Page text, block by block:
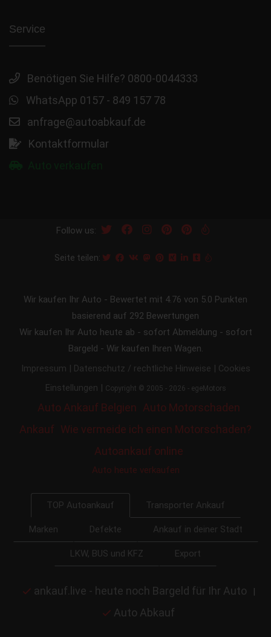
Service
Benötigen Sie Hilfe? 0800-0044333
WhatsApp 0157 - 849 157 78
anfrage@autoabkauf.de
Kontaktformular
Follow us:
Seite teilen:
Wir kaufen Ihr Auto - Bewertet mit 4.76 von 5.0 Punkten
basierend auf 292 Bewertungen
Wir kaufen Ihr Auto heute ab - sofort Abmeldung - sofort
Bargeld - Wir kaufen Ihren Wagen.
Impressum | Datenschutz / rechtliche Hinweise | Cookies
Einstellungen | Copyright © 2005 - 2026 - egeMotors
Auto Ankauf Belgien
Auto Motorschaden
Ankauf Wie vermeide ich einen Motorschaden?
Autoankauf online
Auto heute verkaufen
TOP Autoankauf Transporter Ankauf
Marken Defekte Ankauf in deiner Stadt
LKW, BUS und KFZ Export
ankauf.live - heute noch Bargeld für Ihr Auto |
Auto Abkauf